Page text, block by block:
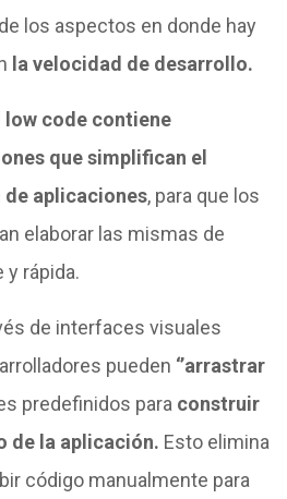
los aspectos en donde hay
la velocidad de desarrollo.
low code contiene
que simplifican el
aplicaciones, para que los
elaborar las mismas de
rápida.
de interfaces visuales
pueden ‘’arrastrar
predefinidos para construir
de la aplicación. Esto elimina
código manualmente para